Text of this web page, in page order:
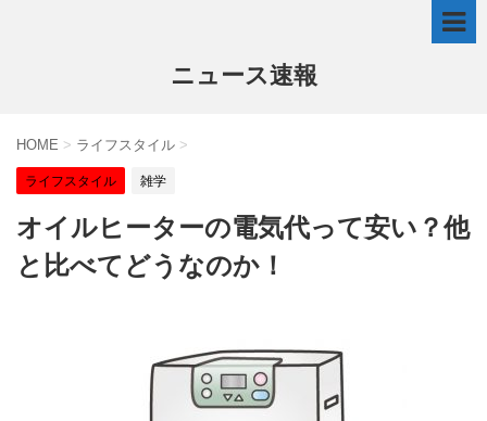
ニュース速報
HOME > ライフスタイル >
ライフスタイル 雑学
オイルヒーターの電気代って安い？他
と比べてどうなのか！